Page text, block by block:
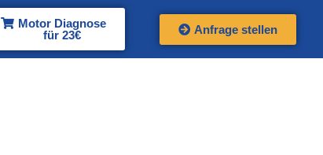
Motor Diagnose
für 23€
Anfrage stellen